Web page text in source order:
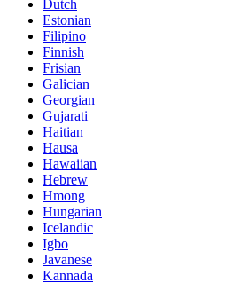
Dutch
Estonian
Filipino
Finnish
Frisian
Galician
Georgian
Gujarati
Haitian
Hausa
Hawaiian
Hebrew
Hmong
Hungarian
Icelandic
Igbo
Javanese
Kannada